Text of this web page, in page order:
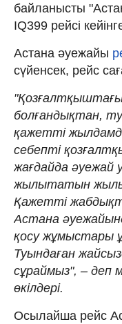
байланысты
IQ399 рейсі
Астана әуежайы
сүйенсек, рейс
болғандықтан,
қажетті
себепті
жағдайда
жылытатын
Қажетті
Астана
қосу жұмыстары
Туындаған
сұраймыз", – деп
өкілдері.
Осылайша рейс